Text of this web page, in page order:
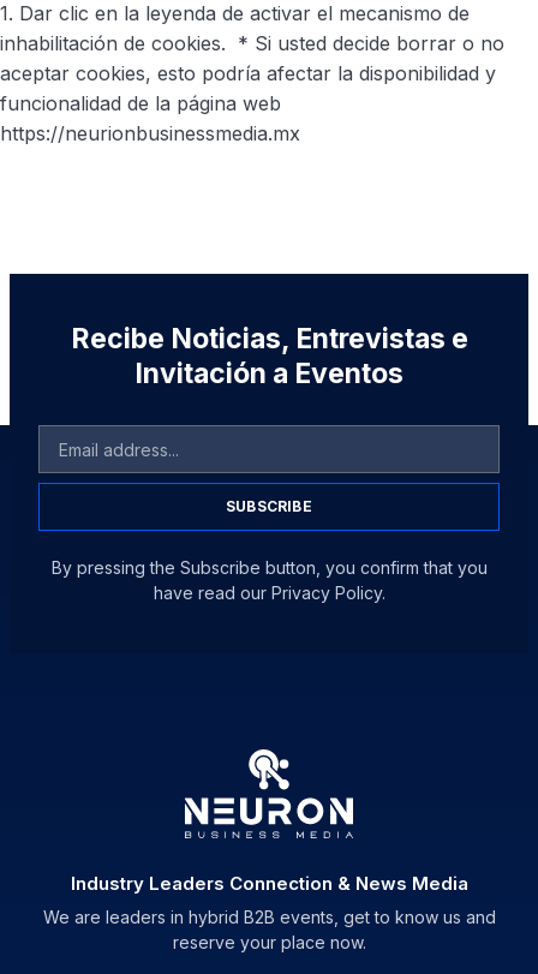
1. Dar clic en la leyenda de activar el mecanismo de
inhabilitación de cookies. * Si usted decide borrar o no
aceptar cookies, esto podría afectar la disponibilidad y
funcionalidad de la página web
https://neurionbusinessmedia.mx
Recibe Noticias, Entrevistas e
Invitación a Eventos
SUBSCRIBE
By pressing the Subscribe button, you confirm that you
have read our Privacy Policy.
Industry Leaders Connection & News Media
We are leaders in hybrid B2B events, get to know us and
reserve your place now.